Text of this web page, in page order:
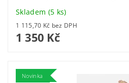
Skladem (5 ks)
1 115,70 Kč bez DPH
1 350 Kč
Novinka